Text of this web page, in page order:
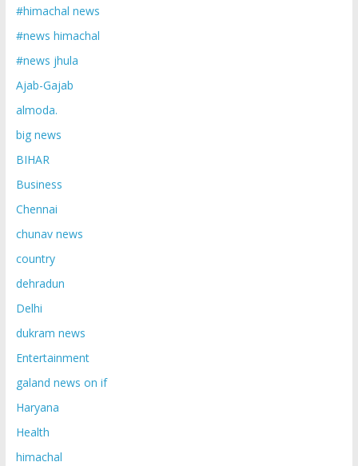
#himachal news
#news himachal
#news jhula
Ajab-Gajab
almoda.
big news
BIHAR
Business
Chennai
chunav news
country
dehradun
Delhi
dukram news
Entertainment
galand news on if
Haryana
Health
himachal